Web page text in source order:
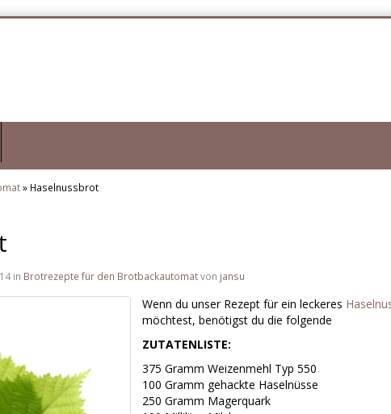
» Haselnussbrot
in Brotrezepte für den Brotbackautomatvon jansu
Wenn du unser Rezept für ein leckeres
möchtest, benötigst du die folgende
ZUTATENLISTE:
375 Gramm Weizenmehl Typ 550
100 Gramm gehackte Haselnüsse
250 Gramm Magerquark